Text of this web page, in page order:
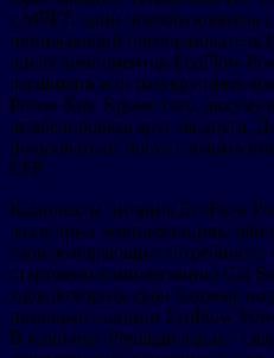
с MPPT, один преобразователь
понижающий преобразователь
числу компонентов EcoFlow
расширять или разукрупнять
Power Kits. Кроме того,
штабелировать друг на друга.
пользователи могут сложить
LFP.
Комплекты питания EcoFlow
различных комплектациях,
удовлетворяющих потребности
стартовую комплектацию Get
удовлетворить свои базовые
помощью станции EcoFlow
В комплект Premium входит